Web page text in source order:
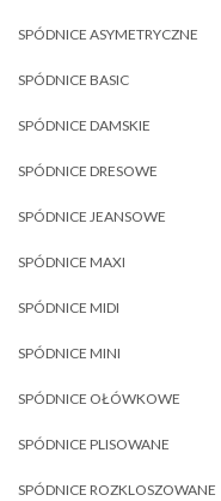
SPÓDNICE ASYMETRYCZNE
SPÓDNICE BASIC
SPÓDNICE DAMSKIE
SPÓDNICE DRESOWE
SPÓDNICE JEANSOWE
SPÓDNICE MAXI
SPÓDNICE MIDI
SPÓDNICE MINI
SPÓDNICE OŁÓWKOWE
SPÓDNICE PLISOWANE
SPÓDNICE ROZKLOSZOWANE